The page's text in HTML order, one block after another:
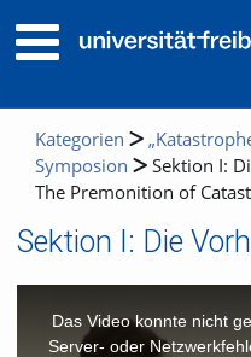
Kategorien
Symposion
Sektion I:
The Premonition of
window.
Das Video konnte nicht
Server- oder